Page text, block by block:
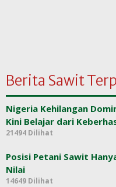
Berita Sawit
Nigeria Kehilangan
Kini Belajar dari
21494 Dilihat
Posisi Petani Sawit
Nilai
14649 Dilihat